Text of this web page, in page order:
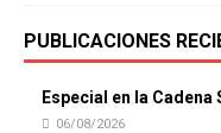
PUBLICACIONES
Especial en la
06/08/2026